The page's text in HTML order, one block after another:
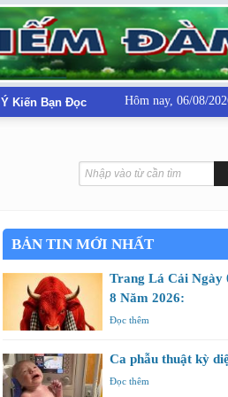
Ý Kiến Bạn Đọc Hôm nay, 06/08/
BẢN TIN MỚI NHẤT
Trang Lá Cải Ngày
8 Năm 2026:
Đọc thêm
Ca phẫu thuật kỳ
Đọc thêm